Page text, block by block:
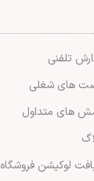
تلفنی
های شغلی
های متداول
لوکیشن فروشگاه